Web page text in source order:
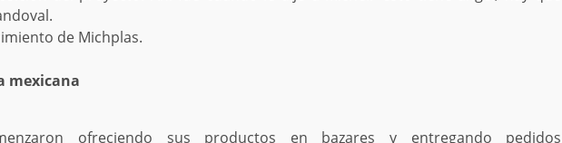
de Michplas.
mexicana
ofreciendo sus productos en bazares y entregando pedidos